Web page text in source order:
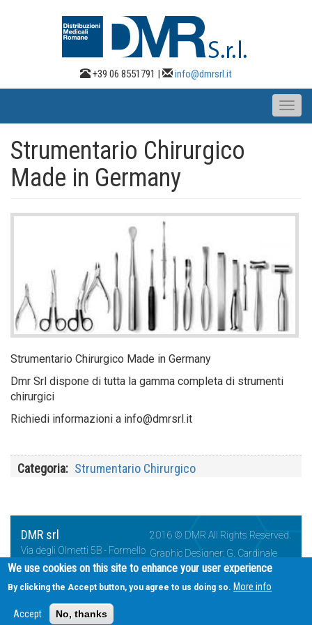
+39 06 8551791 | info@dmrsrl.it
Toggle
Strumentario Chirurgico
Made in Germany
Strumentario Chirurgico Made in Germany
Dmr Srl dispone di tutta la gamma completa di strumenti
chirurgici
Richiedi informazioni a info@dmrsrl.it
Categoria Strumentario Chirurgico
2016 © DMR All Rights Reserved.
Graphic Designer: G. Cardinale
DMR srl
Via degli Olmetti 5B - Formello
- Italia
Fax: +39 06 85.51.849
@ Email:info@dmrsrl.it
We use cookies on this site to enhance your user experience
By clicking the Accept button, you agree to us doing so. More info
Accept No, thanks